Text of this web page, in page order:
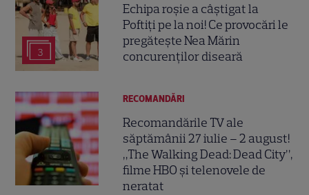
3
Echipa roșie a câștigat la
Poftiți pe la noi! Ce provocări le
pregătește Nea Mărin
concurenților diseară
RECOMANDĂRI
Recomandările TV ale
săptămânii 27 iulie – 2 august!
„The Walking Dead: Dead City”,
filme HBO și telenovele de
neratat